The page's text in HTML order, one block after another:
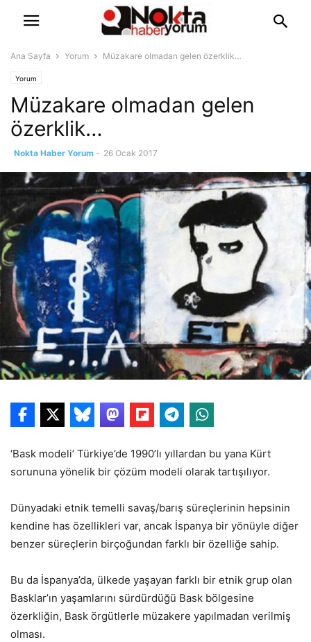
Ana Sayfa Yorum Müzakare olmadan gelen özerklik…
Yorum
Müzakare olmadan gelen
özerklik…
Nokta Haber Yorum - 26 Ocak 2017
‘Bask modeli’ Türkiye’de 1990’lı yıllardan bu yana Kürt
sorununa yönelik bir çözüm modeli olarak tartışılıyor.
Dünyadaki etnik temelli savaş/barış süreçlerinin hepsinin
kendine has özellikleri var, ancak İspanya bir yönüyle diğer
benzer süreçlerin birçoğundan farklı bir özelliğe sahip.
Bu da İspanya’da, ülkede yaşayan farklı bir etnik grup olan
Basklar’ın yaşamlarını sürdürdüğü Bask bölgesine
özerkliğin, Bask örgütlerle müzakere yapılmadan verilmiş
olması.